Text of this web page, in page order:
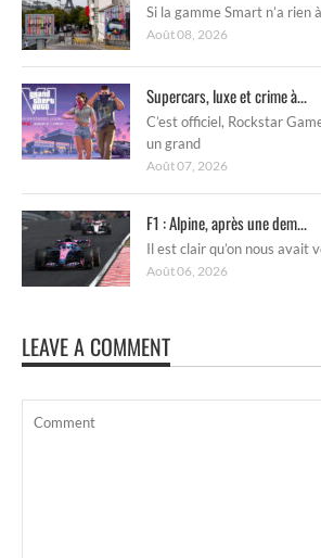
Si la gamme Smart n’a rien
Août 08, 2026
Supercars, luxe et crime à...
C’est officiel, Rockstar
un grand
Août 07, 2026
F1 : Alpine, après une dem...
Il est clair qu’on nous avait
Août 06, 2026
LEAVE A COMMENT